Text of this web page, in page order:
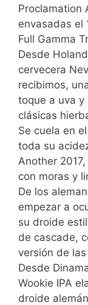
Proclamation
envasadas el
Full Gamma
Desde
cervecera
recibimos,
toque a uva
clásicas
Se cuela en
toda su
Another
con moras y
De los
empezar a
su droide
de cascade,
versión de
Desde
Wookie IPA
droide